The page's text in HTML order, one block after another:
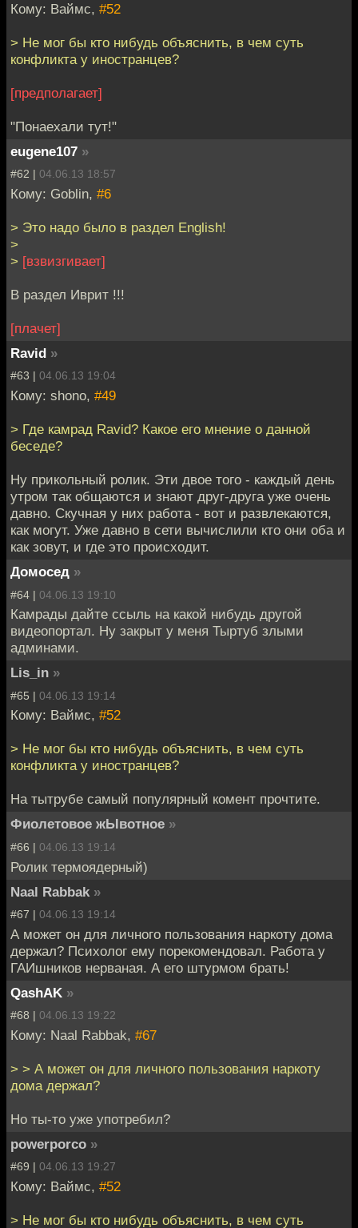
Кому: Ваймс, #52
> Не мог бы кто нибудь объяснить, в чем суть
конфликта у иностранцев?
[предполагает]
"Понаехали тут!"
eugene107 »
#62 | 04.06.13 18:57
Кому: Goblin, #6
> Это надо было в раздел English!
>
> [взвизгивает]
В раздел Иврит !!!
[плачет]
Ravid »
#63 | 04.06.13 19:04
Кому: shono, #49
> Где камрад Ravid? Какое его мнение о данной
беседе?
Ну прикольный ролик. Эти двое того - каждый день
утром так общаются и знают друг-друга уже очень
давно. Скучная у них работа - вот и развлекаются,
как могут. Уже давно в сети вычислили кто они оба и
как зовут, и где это происходит.
Домосед »
#64 | 04.06.13 19:10
Камрады дайте ссыль на какой нибудь другой
видеопортал. Ну закрыт у меня Тыртуб злыми
админами.
Lis_in »
#65 | 04.06.13 19:14
Кому: Ваймс, #52
> Не мог бы кто нибудь объяснить, в чем суть
конфликта у иностранцев?
На тытрубе самый популярный комент прочтите.
Фиолетовое жЫвотное »
#66 | 04.06.13 19:14
Ролик термоядерный)
Naal Rabbak »
#67 | 04.06.13 19:14
А может он для личного пользования наркоту дома
держал? Психолог ему порекомендовал. Работа у
ГАИшников нерваная. А его штурмом брать!
QashAK »
#68 | 04.06.13 19:22
Кому: Naal Rabbak, #67
> > А может он для личного пользования наркоту
дома держал?
Но ты-то уже употребил?
powerporco »
#69 | 04.06.13 19:27
Кому: Ваймс, #52
> Не мог бы кто нибудь объяснить, в чем суть